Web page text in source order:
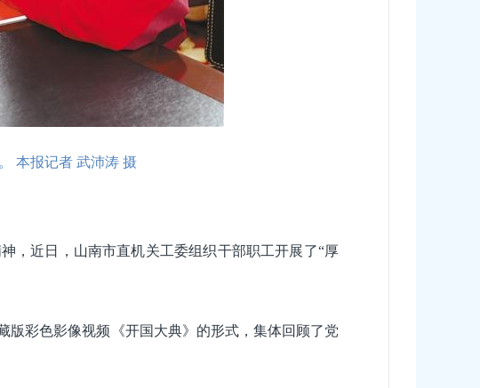
本报记者 武沛涛 摄
，近日，山南市直机关工委组织干部职工开展了“厚
版彩色影像视频《开国大典》的形式，集体回顾了党